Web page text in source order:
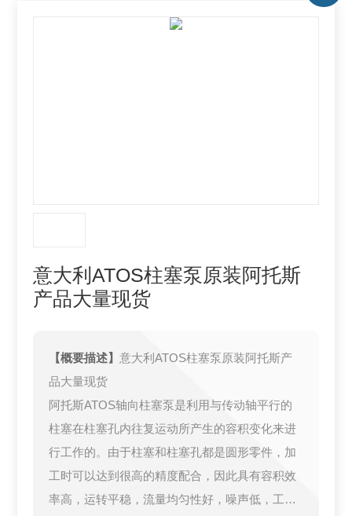
意大利ATOS柱塞泵原装阿托斯
产品大量现货
【概要描述】意大利ATOS柱塞泵原装阿托斯产
品大量现货
阿托斯ATOS轴向柱塞泵是利用与传动轴平行的
柱塞在柱塞孔内往复运动所产生的容积变化来进
行工作的。由于柱塞和柱塞孔都是圆形零件，加
工时可以达到很高的精度配合，因此具有容积效
率高，运转平稳，流量均匀性好，噪声低，工作